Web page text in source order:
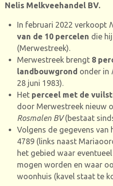
Nelis Melkveehandel BV.
In februari 2022 verkoopt
van de 10 percelen die
(Merwestreek).
Merwestreek brengt 8
landbouwgrond onder in
28 juni 1983).
Het perceel met de
door Merwestreek nieuw
Rosmalen BV(bestaat
Volgens de gegevens
4789 (links naast
het gebied waar
mogen worden en waar
woonhuis (kavel staat te